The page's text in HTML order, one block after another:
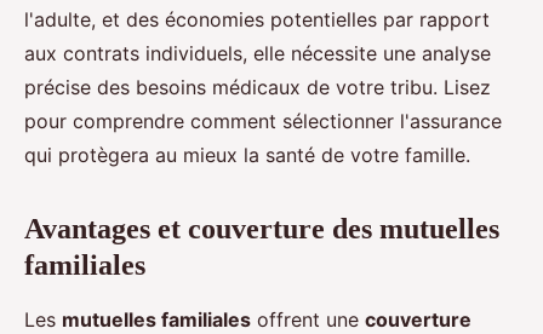
l'adulte, et des économies potentielles par rapport
aux contrats individuels, elle nécessite une analyse
précise des besoins médicaux de votre tribu. Lisez
pour comprendre comment sélectionner l'assurance
qui protègera au mieux la santé de votre famille.
Avantages et couverture des mutuelles
familiales
Les mutuelles familiales offrent une couverture